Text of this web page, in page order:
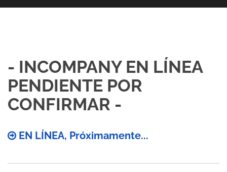
- INCOMPANY EN LÍNEA
PENDIENTE POR
CONFIRMAR -
EN LÍNEA, Próximamente...